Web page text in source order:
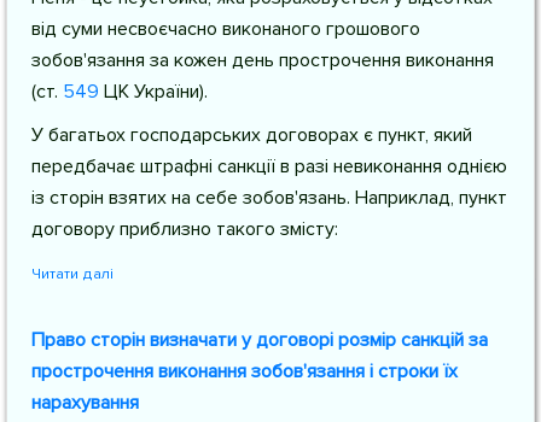
від суми несвоєчасно виконаного грошового
зобов'язання за кожен день прострочення виконання
(ст. 549 ЦК України).
У багатьох господарських договорах є пункт, який
передбачає штрафні санкції в разі невиконання однією
із сторін взятих на себе зобов'язань. Наприклад, пункт
договору приблизно такого змісту:
Читати далі
Право сторін визначати у договорі розмір санкцій за
прострочення виконання зобов'язання і строки їх
нарахування